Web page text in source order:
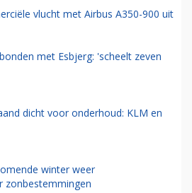
vlucht met Airbus A350-900 uit
met Esbjerg: 'scheelt zeven
dicht voor onderhoud: KLM en
winter weer
zonbestemmingen